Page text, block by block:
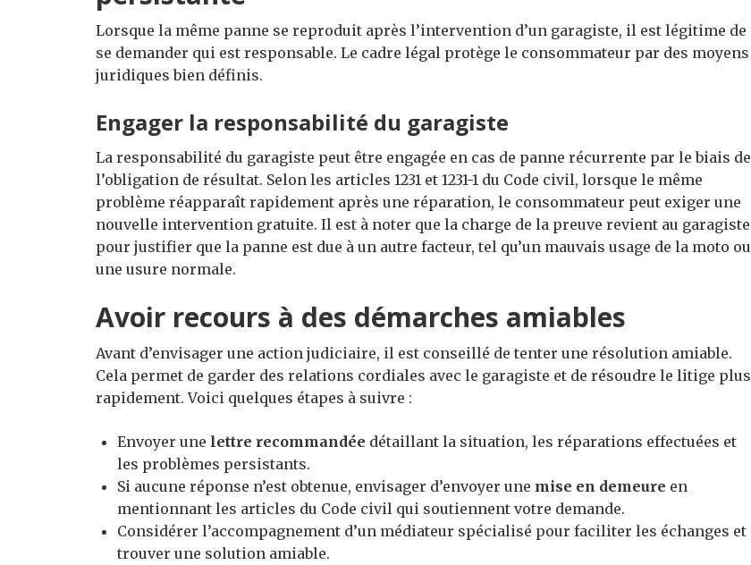
Lorsque la même panne se reproduit après l’intervention d’un garagiste, il est légitime de
se demander qui est responsable. Le cadre légal protège le consommateur par des moyens
juridiques bien définis.
Engager la responsabilité du garagiste
La responsabilité du garagiste peut être engagée en cas de panne récurrente par le biais de
l’obligation de résultat. Selon les articles 1231 et 1231-1 du Code civil, lorsque le même
problème réapparaît rapidement après une réparation, le consommateur peut exiger une
nouvelle intervention gratuite. Il est à noter que la charge de la preuve revient au garagiste
pour justifier que la panne est due à un autre facteur, tel qu’un mauvais usage de la moto ou
une usure normale.
Avoir recours à des démarches amiables
Avant d’envisager une action judiciaire, il est conseillé de tenter une résolution amiable.
Cela permet de garder des relations cordiales avec le garagiste et de résoudre le litige plus
rapidement. Voici quelques étapes à suivre :
Envoyer une lettre recommandée détaillant la situation, les réparations effectuées et
les problèmes persistants.
Si aucune réponse n’est obtenue, envisager d’envoyer une mise en demeure en
mentionnant les articles du Code civil qui soutiennent votre demande.
Considérer l’accompagnement d’un médiateur spécialisé pour faciliter les échanges et
trouver une solution amiable.